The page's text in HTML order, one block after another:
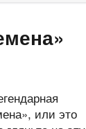
или это